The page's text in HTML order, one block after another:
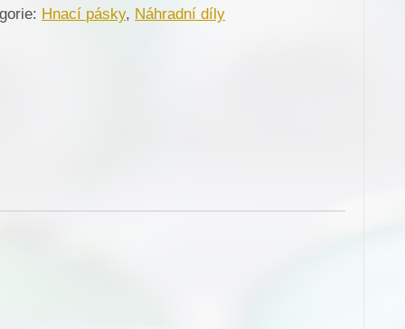
Hnací pásky, Náhradní díly